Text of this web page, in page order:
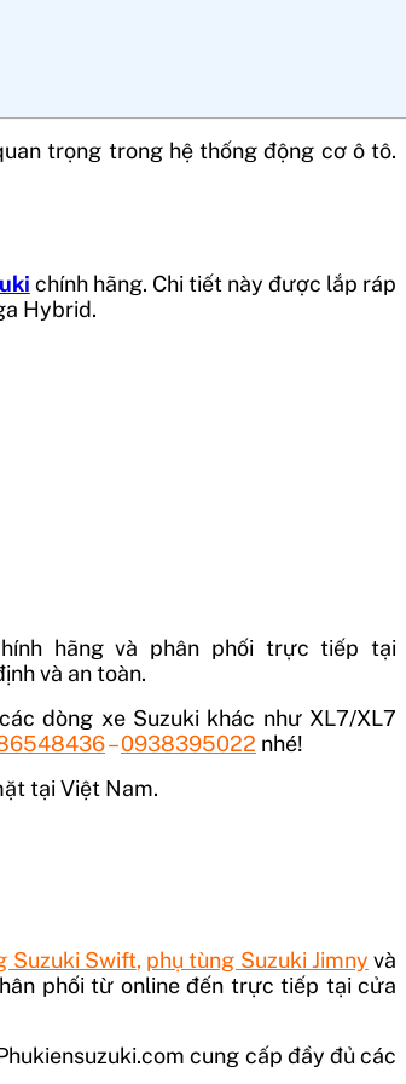
trọng trong hệ thống động cơ ô tô.
chính hãng. Chi tiết này được lắp ráp
Hybrid.
hãng và phân phối trực tiếp tại
và an toàn.
dòng xe Suzuki khác như XL7/XL7
–0938395022 nhé!
tại Việt Nam.
Suzuki Swift, phụ tùng Suzuki Jimny và
phối từ online đến trực tiếp tại cửa
cung cấp đầy đủ các